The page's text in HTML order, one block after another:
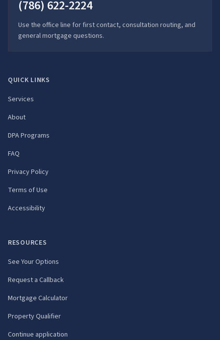
(786) 622-2224
Use the office line for first contact, consultation routing, and
general mortgage questions.
QUICK LINKS
Services
About
DPA Programs
FAQ
Privacy Policy
Terms of Use
Accessibility
RESOURCES
See Your Options
Request a Callback
Mortgage Calculator
Property Qualifier
Continue application